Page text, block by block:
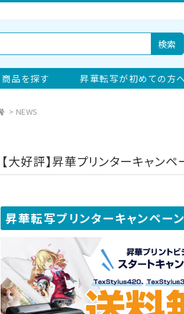
商品を探す 昇華転写が初めての方へ
> NEWS
【大好評】昇華プリンターキャン
昇華転写プリンターキャンペー